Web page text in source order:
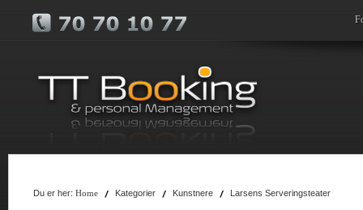
Du er her: Home Kategorier Kunstnere Larsens Serveringsteater